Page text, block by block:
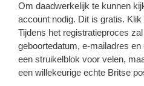
Om daadwerkelijk te kunnen
account nodig. Dit is gratis. Klik
Tijdens het registratieproces
geboortedatum, e-mailadres en
een struikelblok voor velen,
een willekeurige echte Britse